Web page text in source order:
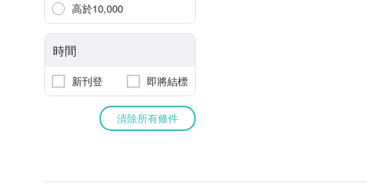
高於10,000
時間
新刊登 即將結標
清除所有條件